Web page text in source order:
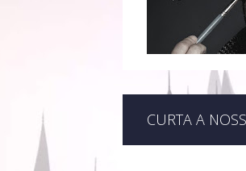
CURTA A